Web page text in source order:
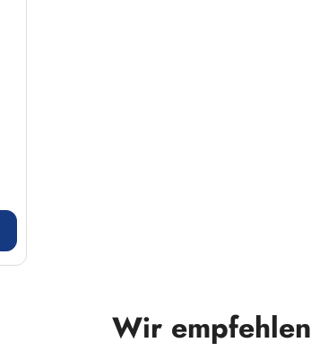
Wir empfehlen